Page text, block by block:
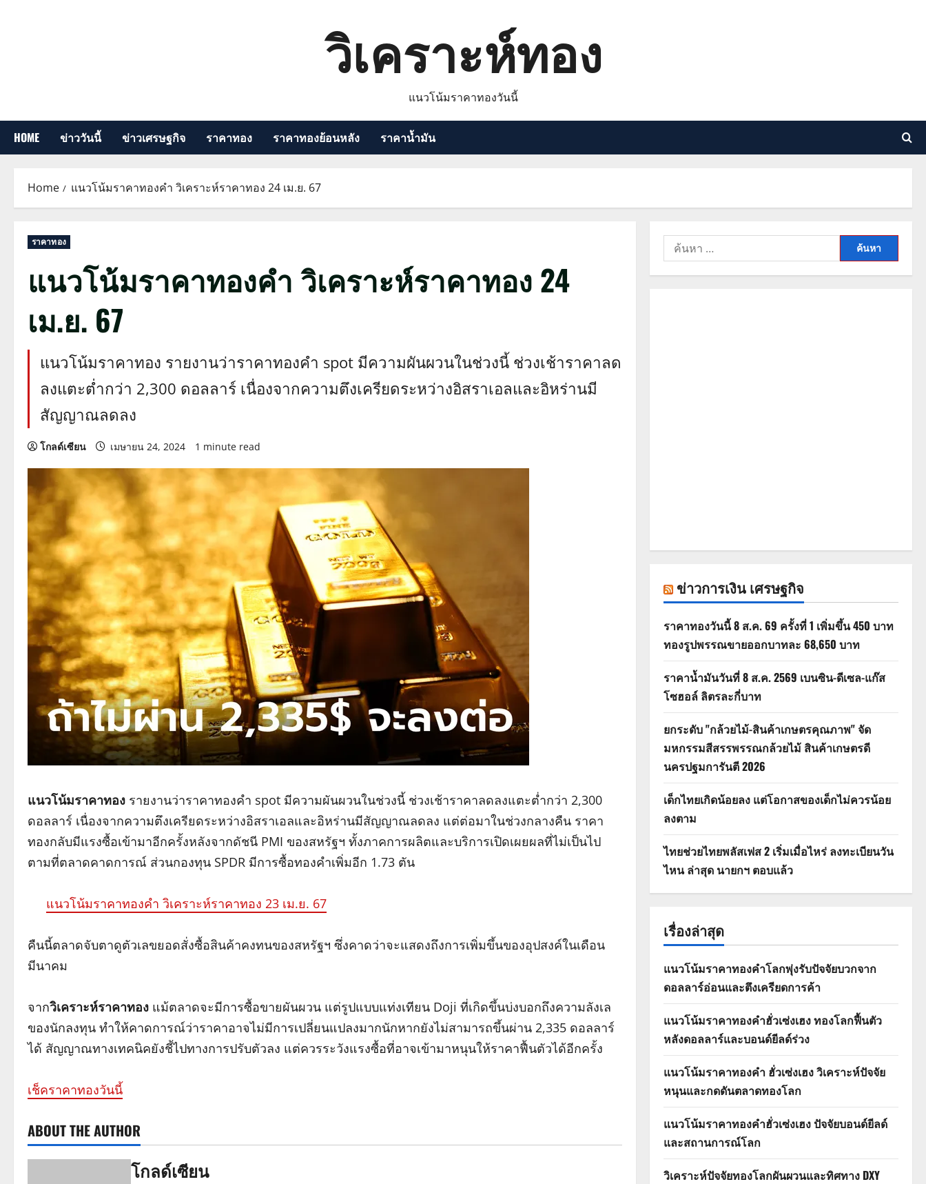
วิเคราะห์ทอง
แนวโน้มราคาทองวันนี้
HOME ข่าววันนี้ ข่าวเศรษฐกิจ ราคาทอง ราคาทองย้อนหลัง ราคาน้ำมัน
Home แนวโน้มราคาทองคำ วิเคราะห์ราคาทอง 24 เม.ย. 67
ราคาทอง
แนวโน้มราคาทองคำ วิเคราะห์ราคาทอง 24
เม.ย. 67
แนวโน้มราคาทอง รายงานว่าราคาทองคำ spot มีความผันผวนในช่วงนี้ ช่วงเช้าราคาลด
ลงแตะต่ำกว่า 2,300 ดอลลาร์ เนื่องจากความตึงเครียดระหว่างอิสราเอลและอิหร่านมี
สัญญาณลดลง
โกลด์เซียน เมษายน 24, 2024 1 minute read
แนวโน้มราคาทอง รายงานว่าราคาทองคำ spot มีความผันผวนในช่วงนี้ ช่วงเช้าราคาลดลงแตะต่ำกว่า 2,300
ดอลลาร์ เนื่องจากความตึงเครียดระหว่างอิสราเอลและอิหร่านมีสัญญาณลดลง แต่ต่อมาในช่วงกลางคืน ราคา
ทองกลับมีแรงซื้อเข้ามาอีกครั้งหลังจากดัชนี PMI ของสหรัฐฯ ทั้งภาคการผลิตและบริการเปิดเผยผลที่ไม่เป็นไป
ตามที่ตลาดคาดการณ์ ส่วนกองทุน SPDR มีการซื้อทองคำเพิ่มอีก 1.73 ตัน
แนวโน้มราคาทองคำ วิเคราะห์ราคาทอง 23 เม.ย. 67
คืนนี้ตลาดจับตาดูตัวเลขยอดสั่งซื้อสินค้าคงทนของสหรัฐฯ ซึ่งคาดว่าจะแสดงถึงการเพิ่มขึ้นของอุปสงค์ในเดือน
มีนาคม
จากวิเคราะห์ราคาทอง แม้ตลาดจะมีการซื้อขายผันผวน แต่รูปแบบแท่งเทียน Doji ที่เกิดขึ้นบ่งบอกถึงความลังเล
ของนักลงทุน ทำให้คาดการณ์ว่าราคาอาจไม่มีการเปลี่ยนแปลงมากนักหากยังไม่สามารถขึ้นผ่าน 2,335 ดอลลาร์
ได้ สัญญาณทางเทคนิคยังชี้ไปทางการปรับตัวลง แต่ควรระวังแรงซื้อที่อาจเข้ามาหนุนให้ราคาฟื้นตัวได้อีกครั้ง
เช็คราคาทองวันนี้
ABOUT THE AUTHOR
โกลด์เซียน
ค้นหา
สำหรับ:
ข่าวการเงิน เศรษฐกิจ
ราคาทองวันนี้ 8 ส.ค. 69 ครั้งที่ 1 เพิ่มขึ้น 450 บาท
ทองรูปพรรณขายออกบาทละ 68,650 บาท
ราคาน้ำมันวันที่ 8 ส.ค. 2569 เบนซิน-ดีเซล-แก๊ส
โซฮอล์ ลิตรละกี่บาท
ยกระดับ "กล้วยไม้-สินค้าเกษตรคุณภาพ" จัด
มหกรรมสีสรรพรรณกล้วยไม้ สินค้าเกษตรดี
นครปฐมการันตี 2026
เด็กไทยเกิดน้อยลง แต่โอกาสของเด็กไม่ควรน้อย
ลงตาม
ไทยช่วยไทยพลัสเฟส 2 เริ่มเมื่อไหร่ ลงทะเบียนวัน
ไหน ล่าสุด นายกฯ ตอบแล้ว
เรื่องล่าสุด
แนวโน้มราคาทองคำโลกพุ่งรับปัจจัยบวกจาก
ดอลลาร์อ่อนและตึงเครียดการค้า
แนวโน้มราคาทองคำฮั่วเซ่งเฮง ทองโลกฟื้นตัว
หลังดอลลาร์และบอนด์ยีลด์ร่วง
แนวโน้มราคาทองคำ ฮั่วเซ่งเฮง วิเคราะห์ปัจจัย
หนุนและกดดันตลาดทองโลก
แนวโน้มราคาทองคำฮั่วเซ่งเฮง ปัจจัยบอนด์ยีลด์
และสถานการณ์โลก
วิเคราะห์ปัจจัยทองโลกผันผวนและทิศทาง DXY